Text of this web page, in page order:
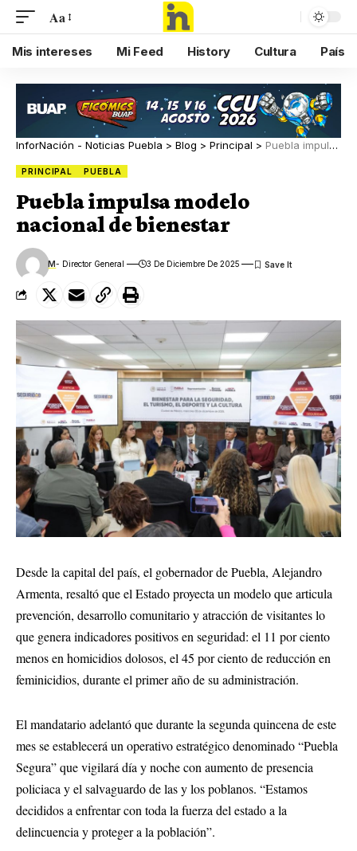
Aa
Mis intereses Mi Feed History Cultura País
InforNación - Noticias Puebla > Blog > Principal > Puebla impulsa modelo nacional de bienestar
PRINCIPAL PUEBLA
Puebla impulsa modelo
nacional de bienestar
M- Director General 3 De Diciembre De 2025
Desde la capital del país, el gobernador de Puebla, Alejandro
Armenta, resaltó que el Estado proyecta un modelo que articula
prevención, desarrollo comunitario y atracción de visitantes lo
que genera indicadores positivos en seguridad: el 11 por ciento
menos en homicidios dolosos, el 45 por ciento de reducción en
feminicidios, durante el primer año de su administración.
El mandatario adelantó que durante la segunda quincena de este
mes se establecerá un operativo estratégico denominado “Puebla
Segura” que vigilará día y noche con aumento de presencia
policiaca y el salvaguardo de las y los poblanos. “Estamos
decididos a enfrentar con toda la fuerza del estado a la
delincuencia y proteger a la población”.